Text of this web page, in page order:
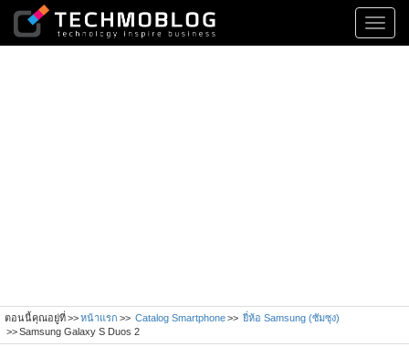
ตอนนี้คุณอยู่ที่ หน้าแรก Catalog Smartphone
ยี่ห้อ Samsung (ซัมซุง)
Samsung Galaxy S Duos 2